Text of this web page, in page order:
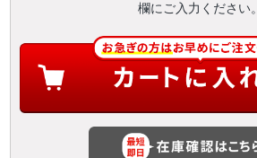
欄にご入力ください。